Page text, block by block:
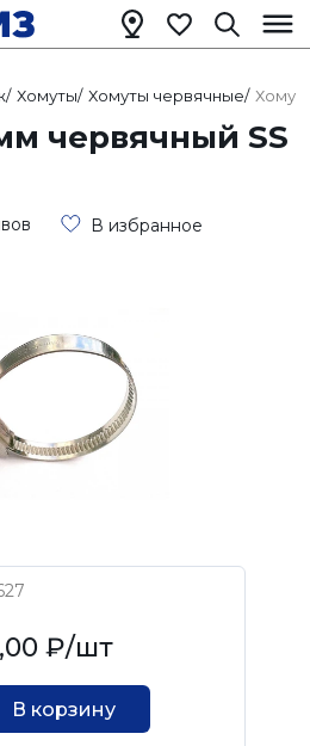
/ Хомуты/ Хомуты червячные/ Хомут
червячный SS
В избранное
₽/шт
В корзину